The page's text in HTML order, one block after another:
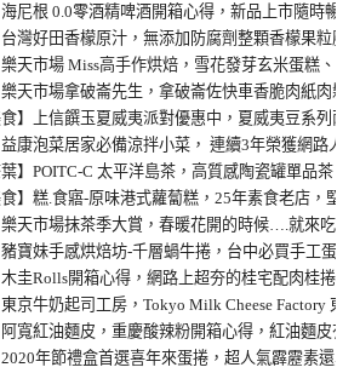
海尼根 0.0零酒精啤酒開箱心得，新品上市隨時暢
台灣好田香檬原汁，無添加防腐劑整顆香檬果粒
樂天市場 Miss高手作烘焙，雪花發芽玄米蛋糕、
樂天市場拿破崙先生，拿破崙佐快車香脆肉紙肉
食】上信饌玉夏威夷派對優惠中，夏威夷豆系列
益康泡菜居家必備涼拌小菜， 連續3年榮獲網路
葉】POITC-C 太平洋島茶，高質感陶瓷罐單品茶
食】糕.食寤-原味港式蘿蔔糕，25年素食老店，
樂天市場抹茶季大賞，春暖花開的時候….就來吃
豬寶妹手感烘焙坊-千層蝸牛捲，台中必買手工蛋
木圭Rolls開箱心得，網路上超夯的桂宅配肉桂捲
東京牛奶起司工房，Tokyo Milk Cheese Factory
阿寬紅油麵皮，重慶酸辣粉開箱心得，紅油麵皮
2020年節禮盒首選喜年來蛋捲，超人氣霹靂素還